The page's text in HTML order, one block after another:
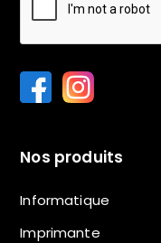
Nos produits
Informatique
Imprimante